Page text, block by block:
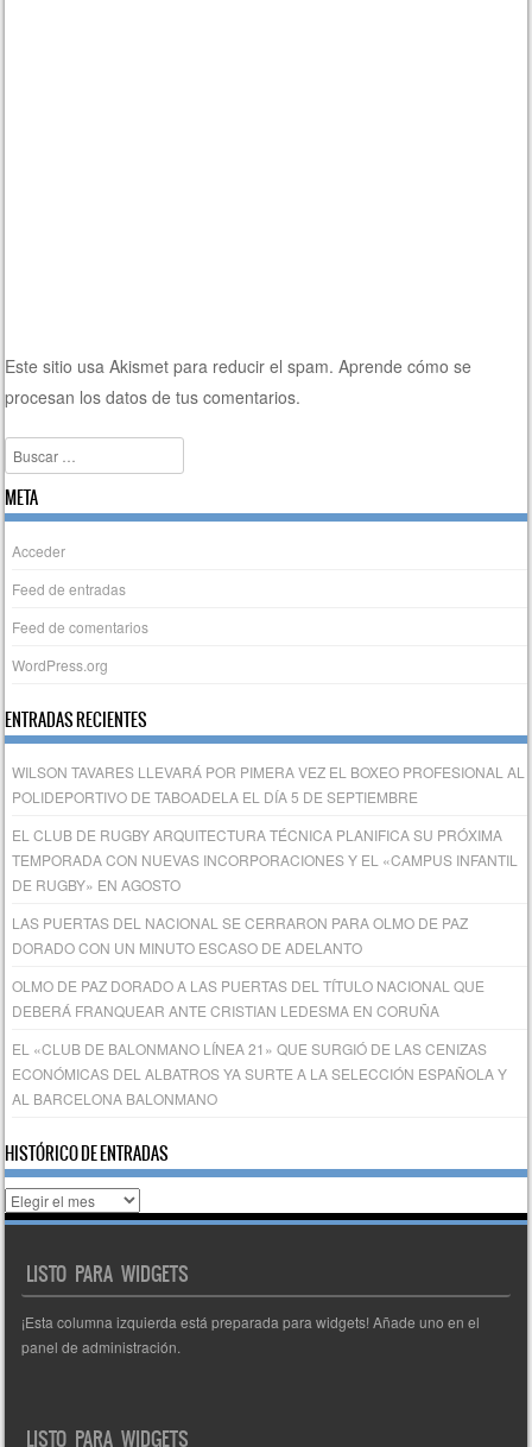
Este sitio usa Akismet para reducir el spam.Aprende cómo se
procesan los datos de tus comentarios.
Buscar
META
Acceder
Feed de entradas
Feed de comentarios
WordPress.org
ENTRADAS RECIENTES
WILSON TAVARES LLEVARÁ POR PIMERA VEZ EL BOXEO PROFESIONAL AL
POLIDEPORTIVO DE TABOADELA EL DÍA 5 DE SEPTIEMBRE
EL CLUB DE RUGBY ARQUITECTURA TÉCNICA PLANIFICA SU PRÓXIMA
TEMPORADA CON NUEVAS INCORPORACIONES Y EL «CAMPUS INFANTIL
DE RUGBY» EN AGOSTO
LAS PUERTAS DEL NACIONAL SE CERRARON PARA OLMO DE PAZ
DORADO CON UN MINUTO ESCASO DE ADELANTO
OLMO DE PAZ DORADO A LAS PUERTAS DEL TÍTULO NACIONAL QUE
DEBERÁ FRANQUEAR ANTE CRISTIAN LEDESMA EN CORUÑA
EL «CLUB DE BALONMANO LÍNEA 21» QUE SURGIÓ DE LAS CENIZAS
ECONÓMICAS DEL ALBATROS YA SURTE A LA SELECCIÓN ESPAÑOLA Y
AL BARCELONA BALONMANO
HISTÓRICO DE ENTRADAS
Histórico
de
LISTO PARA WIDGETS
¡Esta columna izquierda está preparada para widgets! Añade uno en el
panel de administración.
LISTO PARA WIDGETS